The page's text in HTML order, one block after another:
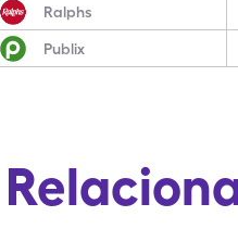
Ralphs
Publix